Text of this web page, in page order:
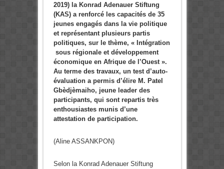
2019) la Konrad Adenauer Stiftung
(KAS) a renforcé les capacités de 35
jeunes engagés dans la vie politique
et représentant plusieurs partis
politiques, sur le thème, « Intégration
sous régionale et développement
économique en Afrique de l’Ouest ».
Au terme des travaux, un test d’auto-
évaluation a permis d’élire M. Patel
Gbèdjèmaiho, jeune leader des
participants, qui sont repartis très
enthousiastes munis d’une
attestation de participation.
(Aline ASSANKPON)
Selon la Konrad Adenauer Stiftung